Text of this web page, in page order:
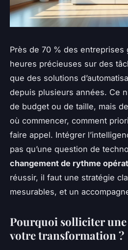
Près de 70 % des entreprises
heures précieuses sur des
que des solutions
depuis plusieurs années. Ce
de budget ou de taille, mais
où commencer, comment
faire appel. Intégrer
pas qu’une question de
changement de rythme
réussir, il faut une stratégie
mesurables, et un
Pourquoi solliciter une
votre transformation ?